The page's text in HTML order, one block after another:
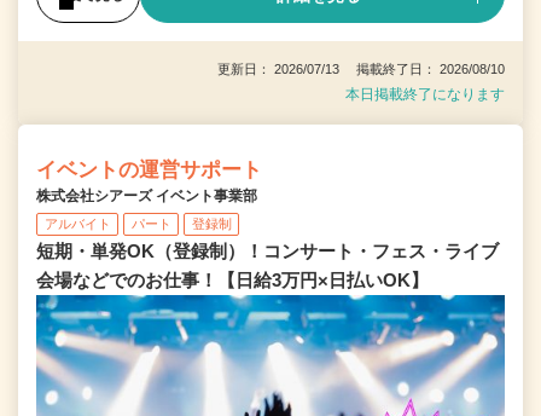
更新日： 2026/07/13 掲載終了日： 2026/08/10
本日掲載終了になります
イベントの運営サポート
株式会社シアーズ イベント事業部
アルバイト パート 登録制
短期・単発OK（登録制）！コンサート・フェス・ライブ
会場などでのお仕事！【日給3万円×日払いOK】